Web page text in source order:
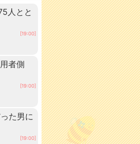
人とと
[19:00]
者側
[19:00]
た男に
[19:00]